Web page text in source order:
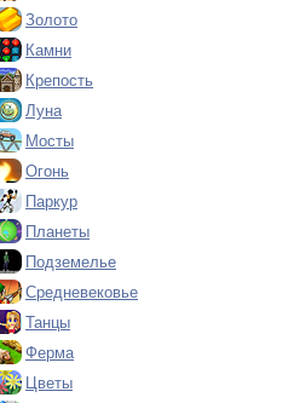
Золото
Камни
Крепость
Луна
Мосты
Огонь
Паркур
Планеты
Подземелье
Средневековье
Танцы
Ферма
Цветы